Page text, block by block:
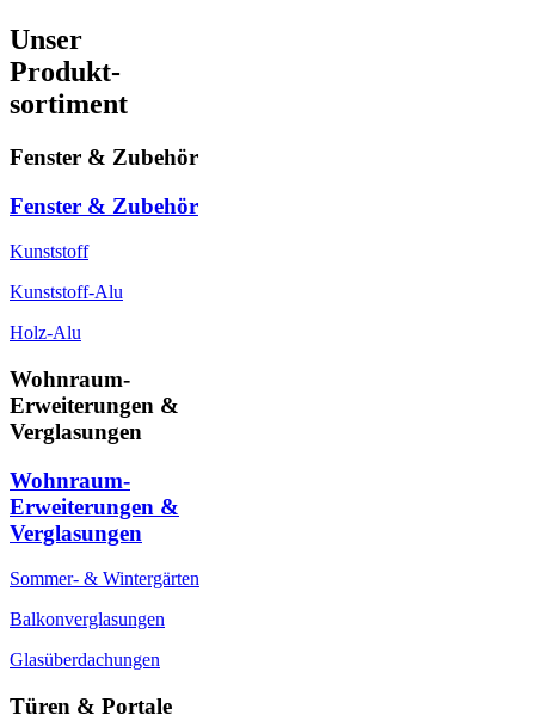
Unser
Produkt-
sortiment
Fenster & Zubehör
Fenster & Zubehör
Kunststoff
Kunststoff-Alu
Holz-Alu
Wohnraum-
Erweiterungen &
Verglasungen
Wohnraum-
Erweiterungen &
Verglasungen
Sommer- & Wintergärten
Balkonverglasungen
Glasüberdachungen
Türen & Portale